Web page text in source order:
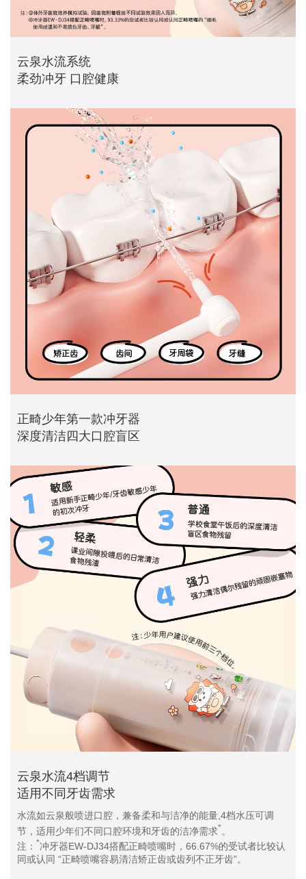
云泉水流系统
柔劲冲牙 口腔健康
正畸少年第一款冲牙器
深度清洁四大口腔盲区
云泉水流4档调节
适用不同牙齿需求
水流如云泉般喷进口腔，兼备柔和与洁净的能量,4档水压可调
节，适用少年们不同口腔环境和牙齿的洁净需求*。
注： *冲牙器EW-DJ34搭配正畸喷嘴时，66.67%的受试者比较认
同或认同 “正畸喷嘴容易清洁矫正齿或齿列不正牙齿”。